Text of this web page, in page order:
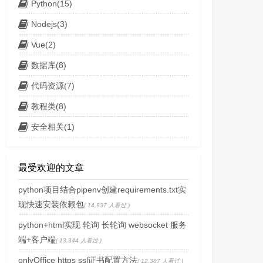
Python(15)
Nodejs(3)
Vue(2)
数据库(8)
代码资源(7)
教程类(8)
安全相关(1)
最受欢迎的文章
python项目结合pipenv创建requirements.txt实
现快速安装依赖包( 14,937 人看过 )
python+html实现 轮询 长轮询 websocket 服务
端+客户端( 13,344 人看过 )
onlyOffice https ssl证书配置方法( 12,387 人看过 )